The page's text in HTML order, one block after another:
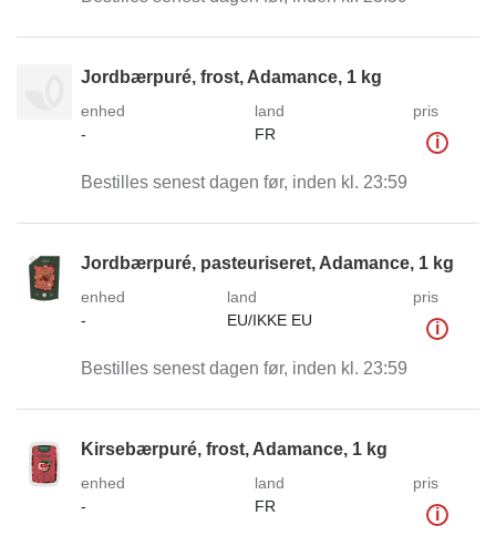
Jordbærpuré, frost, Adamance, 1 kg
enhed
-
land
FR
pris
i
Bestilles senest dagen før, inden kl. 23:59
Jordbærpuré, pasteuriseret, Adamance, 1 kg
enhed
-
land
EU/IKKE EU
pris
i
Bestilles senest dagen før, inden kl. 23:59
Kirsebærpuré, frost, Adamance, 1 kg
enhed
-
land
FR
pris
i